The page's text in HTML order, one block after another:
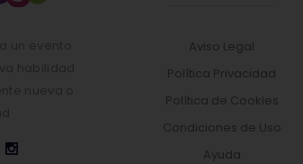
Aviso Legal
Política Privacidad
Política de Cookies
Condiciones de Uso
Ayuda